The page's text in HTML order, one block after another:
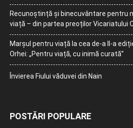
Recunoștință și binecuvântare pentru
viață – din partea preoților Vicariatului
Marșul pentru viață la cea de-a II-a
Orhei: „Pentru viață, cu inimă curată”
Învierea Fiului văduvei din Nain
POSTĂRI POPULARE